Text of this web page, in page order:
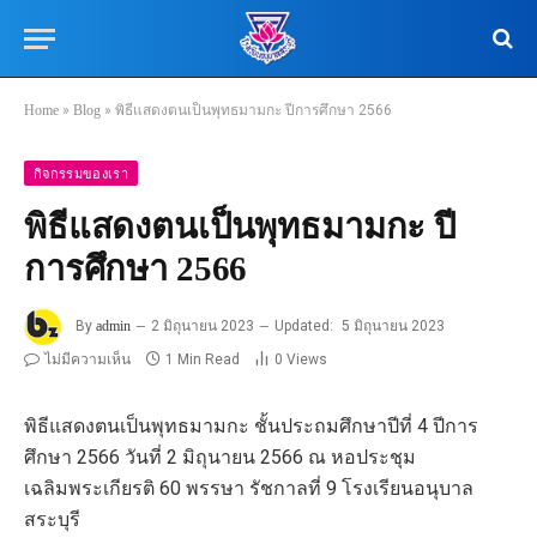
Home » Blog » พิธีแสดงตนเป็นพุทธมามกะ ปีการศึกษา 2566
กิจกรรมของเรา
พิธีแสดงตนเป็นพุทธมามกะ ปี
การศึกษา 2566
By admin 2 มิถุนายน 2023 Updated: 5 มิถุนายน 2023
ไม่มีความเห็น
1 Min Read 0 Views
พิธีแสดงตนเป็นพุทธมามกะ ชั้นประถมศึกษาปีที่ 4 ปีการ
ศึกษา 2566 วันที่ 2 มิถุนายน 2566 ณ หอประชุม
เฉลิมพระเกียรติ 60 พรรษา รัชกาลที่ 9 โรงเรียนอนุบาล
สระบุรี